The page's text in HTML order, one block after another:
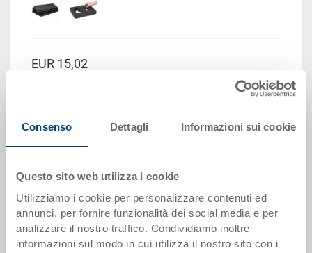
Consenso Dettagli Informazioni sui cookie
Questo sito web utilizza i cookie
Utilizziamo i cookie per personalizzare contenuti ed
annunci, per fornire funzionalità dei social media e per
analizzare il nostro traffico. Condividiamo inoltre
informazioni sul modo in cui utilizza il nostro sito con i
EUR 15,02
Il prodotto non può essere ordinato online:Richiedi
Scaglioni quantità
da 1 pezzi EUR 15,02
da 50 pezzi EUR 13,50